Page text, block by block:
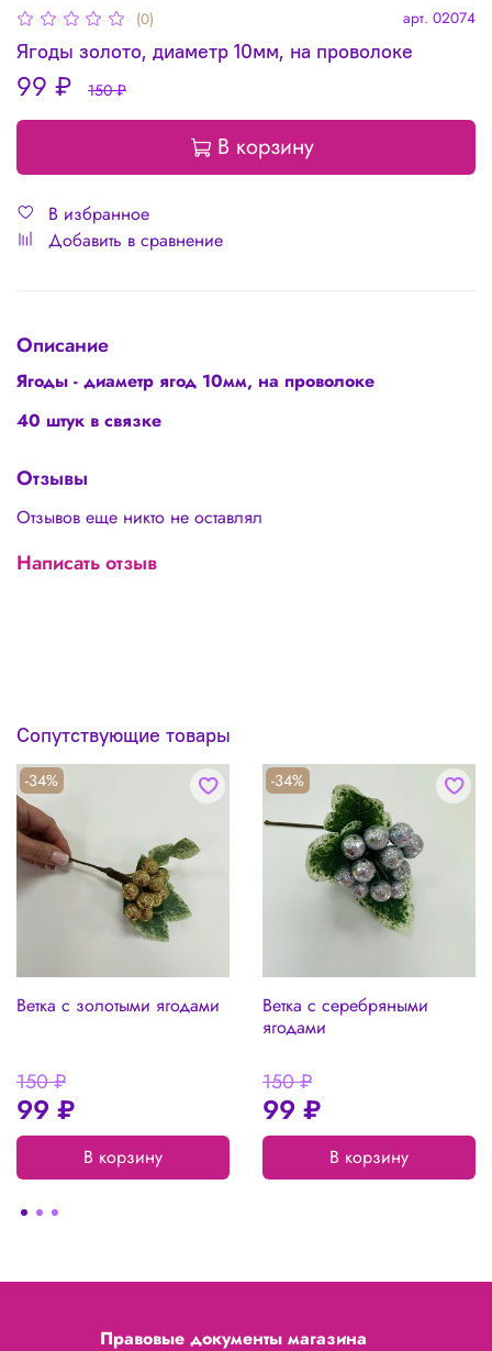
(0) арт. 02074
Ягоды золото, диаметр 10мм, на проволоке
99 ₽ 150 ₽
В корзину
В избранное
Добавить в сравнение
Описание
Ягоды - диаметр ягод 10мм, на проволоке
40 штук в связке
Отзывы
Отзывов еще никто не оставлял
Написать отзыв
Сопутствующие товары
-34%
Ветка с золотыми ягодами
150 ₽
99 ₽
В корзину
-34%
Ветка с серебряными
ягодами
150 ₽
99 ₽
В корзину
Правовые документы магазина